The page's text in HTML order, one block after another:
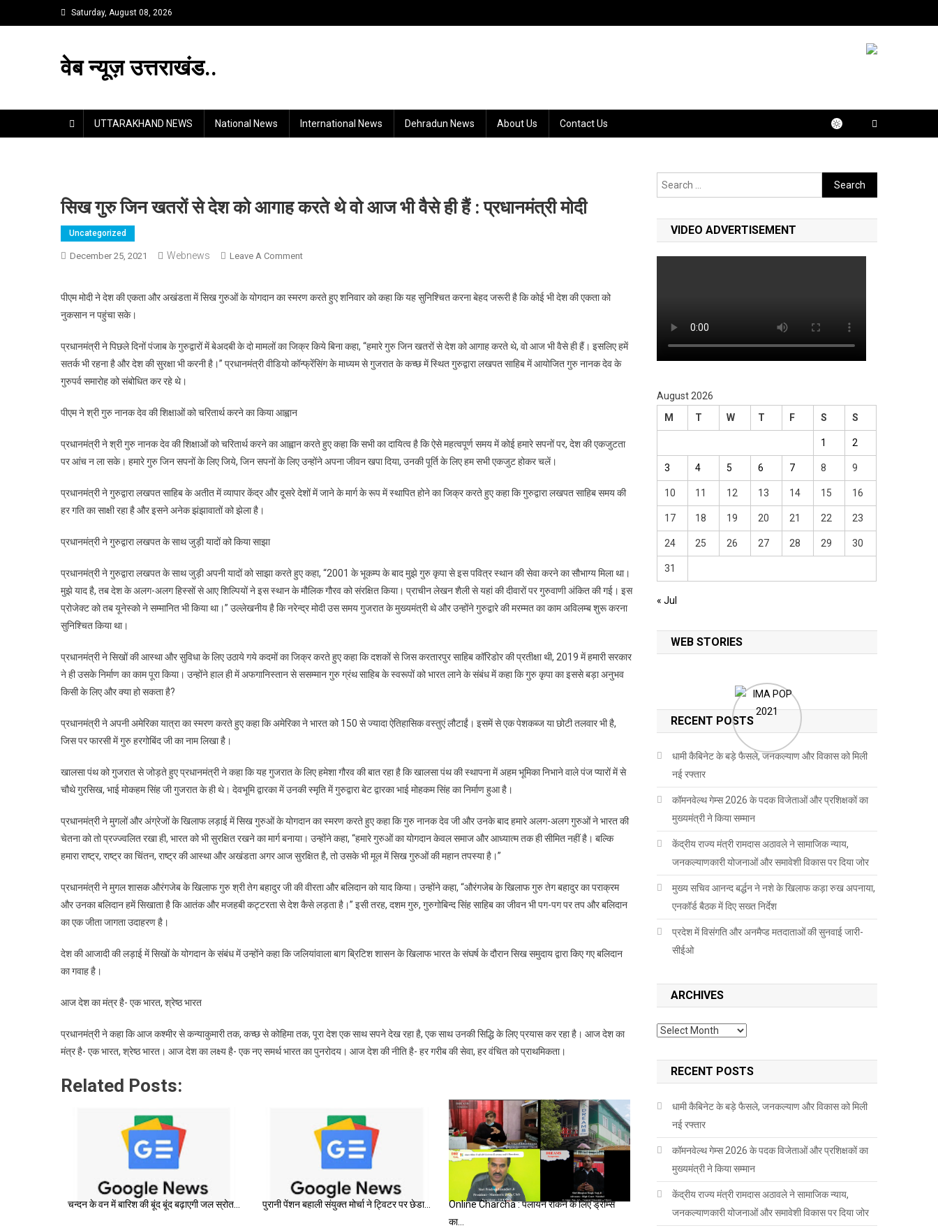
to
Saturday, August 08, 2026
वेब न्यूज़ उत्तराखंड..
UTTARAKHAND NEWS National News International News Dehradun News About Us Contact Us
सिख गुरु जिन खतरों से देश को आगाह करते थे वो आज भी वैसे ही हैं : प्रधानमंत्री मोदी
Uncategorized
December 25, 2021 Webnews Leave A CommentOn
जिन
देश
को
आज
भी
ही
पीएम मोदी ने देश की एकता और अखंडता में सिख गुरुओं के योगदान का स्मरण करते हुए शनिवार को कहा कि यह सुनिश्चित करना बेहद जरूरी है कि कोई भी देश की एकता को
नुकसान न पहुंचा सके।
प्रधानमंत्री ने पिछले दिनों पंजाब के गुरुद्वारों में बेअदबी के दो मामलों का जिक्र किये बिना कहा, “हमारे गुरु जिन खतरों से देश को आगाह करते थे, वो आज भी वैसे ही हैं। इसलिए हमें
सतर्क भी रहना है और देश की सुरक्षा भी करनी है।” प्रधानमंत्री वीडियो कॉन्फ्रेंसिंग के माध्यम से गुजरात के कच्छ में स्थित गुरुद्वारा लखपत साहिब में आयोजित गुरु नानक देव के
गुरुपर्व समारोह को संबोधित कर रहे थे।
पीएम ने श्री गुरु नानक देव की शिक्षाओं को चरितार्थ करने का किया आह्वान
प्रधानमंत्री ने श्री गुरु नानक देव की शिक्षाओं को चरितार्थ करने का आह्वान करते हुए कहा कि सभी का दायित्व है कि ऐसे महत्वपूर्ण समय में कोई हमारे सपनों पर, देश की एकजुटता
पर आंच न ला सके। हमारे गुरु जिन सपनों के लिए जिये, जिन सपनों के लिए उन्होंने अपना जीवन खपा दिया, उनकी पूर्ति के लिए हम सभी एकजुट होकर चलें।
प्रधानमंत्री ने गुरुद्वारा लखपत साहिब के अतीत में व्यापार केंद्र और दूसरे देशों में जाने के मार्ग के रूप में स्थापित होने का जिक्र करते हुए कहा कि गुरुद्वारा लखपत साहिब समय की
हर गति का साक्षी रहा है और इसने अनेक झंझावातों को झेला है।
प्रधानमंत्री ने गुरुद्वारा लखपत के साथ जुड़ी यादों को किया साझा
प्रधानमंत्री ने गुरुद्वारा लखपत के साथ जुड़ी अपनी यादों को साझा करते हुए कहा, “2001 के भूकम्प के बाद मुझे गुरु कृपा से इस पवित्र स्थान की सेवा करने का सौभाग्य मिला था।
मुझे याद है, तब देश के अलग-अलग हिस्सों से आए शिल्पियों ने इस स्थान के मौलिक गौरव को संरक्षित किया। प्राचीन लेखन शैली से यहां की दीवारों पर गुरुवाणी अंकित की गई। इस
प्रोजेक्ट को तब यूनेस्को ने सम्मानित भी किया था।” उल्लेखनीय है कि नरेन्द्र मोदी उस समय गुजरात के मुख्यमंत्री थे और उन्होंने गुरुद्वारे की मरम्मत का काम अविलम्ब शुरू करना
सुनिश्चित किया था।
प्रधानमंत्री ने सिखों की आस्था और सुविधा के लिए उठाये गये कदमों का जिक्र करते हुए कहा कि दशकों से जिस करतारपुर साहिब कॉरिडोर की प्रतीक्षा थी, 2019 में हमारी सरकार
ने ही उसके निर्माण का काम पूरा किया। उन्होंने हाल ही में अफगानिस्तान से ससम्मान गुरु ग्रंथ साहिब के स्वरूपों को भारत लाने के संबंध में कहा कि गुरु कृपा का इससे बड़ा अनुभव
किसी के लिए और क्या हो सकता है?
प्रधानमंत्री ने अपनी अमेरिका यात्रा का स्मरण करते हुए कहा कि अमेरिका ने भारत को 150 से ज्यादा ऐतिहासिक वस्तुएं लौटाईं। इसमें से एक पेशकब्ज या छोटी तलवार भी है,
जिस पर फारसी में गुरु हरगोबिंद जी का नाम लिखा है।
खालसा पंथ को गुजरात से जोड़ते हुए प्रधानमंत्री ने कहा कि यह गुजरात के लिए हमेशा गौरव की बात रहा है कि खालसा पंथ की स्थापना में अहम भूमिका निभाने वाले पंज प्यारों में से
चौथे गुरसिख, भाई मोकहम सिंह जी गुजरात के ही थे। देवभूमि द्वारका में उनकी स्मृति में गुरुद्वारा बेट द्वारका भाई मोहकम सिंह का निर्माण हुआ है।
प्रधानमंत्री ने मुगलों और अंग्रेजों के खिलाफ लड़ाई में सिख गुरुओं के योगदान का स्मरण करते हुए कहा कि गुरु नानक देव जी और उनके बाद हमारे अलग-अलग गुरुओं ने भारत की
चेतना को तो प्रज्ज्वलित रखा ही, भारत को भी सुरक्षित रखने का मार्ग बनाया। उन्होंने कहा, “हमारे गुरुओं का योगदान केवल समाज और आध्यात्म तक ही सीमित नहीं है। बल्कि
हमारा राष्ट्र, राष्ट्र का चिंतन, राष्ट्र की आस्था और अखंडता अगर आज सुरक्षित है, तो उसके भी मूल में सिख गुरुओं की महान तपस्या है।”
प्रधानमंत्री ने मुगल शासक औरंगजेब के खिलाफ गुरु श्री तेग बहादुर जी की वीरता और बलिदान को याद किया। उन्होंने कहा, “औरंगजेब के खिलाफ गुरु तेग बहादुर का पराक्रम
और उनका बलिदान हमें सिखाता है कि आतंक और मजहबी कट्टरता से देश कैसे लड़ता है।” इसी तरह, दशम गुरु, गुरुगोबिन्द सिंह साहिब का जीवन भी पग-पग पर तप और बलिदान
का एक जीता जागता उदाहरण है।
देश की आजादी की लड़ाई में सिखों के योगदान के संबंध में उन्होंने कहा कि जलियांवाला बाग ब्रिटिश शासन के खिलाफ भारत के संघर्ष के दौरान सिख समुदाय द्वारा किए गए बलिदान
का गवाह है।
आज देश का मंत्र है- एक भारत, श्रेष्ठ भारत
प्रधानमंत्री ने कहा कि आज कश्मीर से कन्याकुमारी तक, कच्छ से कोहिमा तक, पूरा देश एक साथ सपने देख रहा है, एक साथ उनकी सिद्धि के लिए प्रयास कर रहा है। आज देश का
मंत्र है- एक भारत, श्रेष्ठ भारत। आज देश का लक्ष्य है- एक नए समर्थ भारत का पुनरोदय। आज देश की नीति है- हर गरीब की सेवा, हर वंचित को प्राथमिकता।
Related Posts:
चन्दन के वन में बारिश की बूंद बूंद बढ़ाएगी जल स्रोत… पुरानी पेंशन बहाली संयुक्त मोर्चा ने ट्विटर पर छेडा…
Online Charcha : पलायन रोकने के लिए ड्रीम्स
का…
Search
for:
VIDEO ADVERTISEMENT
August 2026
M
T W T F S S
1 2
3 4 5 6 7 8 9
10 11 12 13 14 15 16
17 18 19 20 21 22 23
24 25 26 27 28 29 30
31
« Jul
WEB STORIES
RECENT POSTS
धामी कैबिनेट के बड़े फैसले, जनकल्याण और विकास को मिली
नई रफ्तार
कॉमनवेल्थ गेम्स 2026 के पदक विजेताओं और प्रशिक्षकों का
मुख्यमंत्री ने किया सम्मान
केंद्रीय राज्य मंत्री रामदास अठावले ने सामाजिक न्याय,
जनकल्याणकारी योजनाओं और समावेशी विकास पर दिया जोर
मुख्य सचिव आनन्द बर्द्धन ने नशे के खिलाफ कड़ा रुख अपनाया,
एनकॉर्ड बैठक में दिए सख्त निर्देश
प्रदेश में विसंगति और अनमैप्ड मतदाताओं की सुनवाई जारी-
सीईओ
ARCHIVES
Archives
RECENT POSTS
धामी कैबिनेट के बड़े फैसले, जनकल्याण और विकास को मिली
नई रफ्तार
कॉमनवेल्थ गेम्स 2026 के पदक विजेताओं और प्रशिक्षकों का
मुख्यमंत्री ने किया सम्मान
केंद्रीय राज्य मंत्री रामदास अठावले ने सामाजिक न्याय,
जनकल्याणकारी योजनाओं और समावेशी विकास पर दिया जोर